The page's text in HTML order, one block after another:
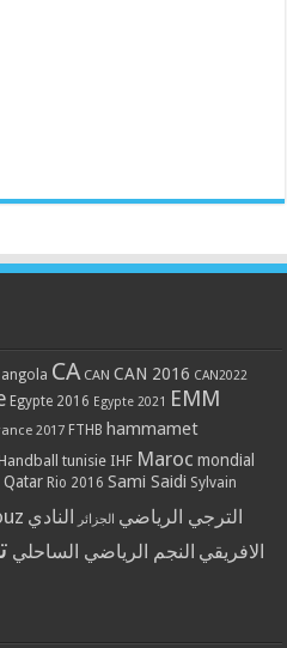
angola CA CAN CAN 2016 CAN2022
Egypte 2016 Egypte 2021 EMM
2017 FTHB hammamet
tunisie IHF Maroc mondial
Qatar Rio 2016 Sami Saidi Sylvain
الترجي الرياضي الجزائر النادي
الافريقي النجم الرياضي الساحلي